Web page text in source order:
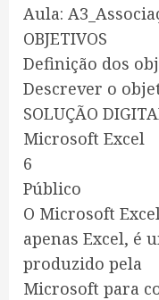
Aula:
OBJETIVOS
Definição dos
Descrever o
SOLUÇÃO
Microsoft Excel
6
Público
O Microsoft
apenas Excel, é
produzido pela
Microsoft para